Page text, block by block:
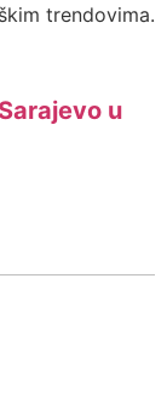
trendovima.
u